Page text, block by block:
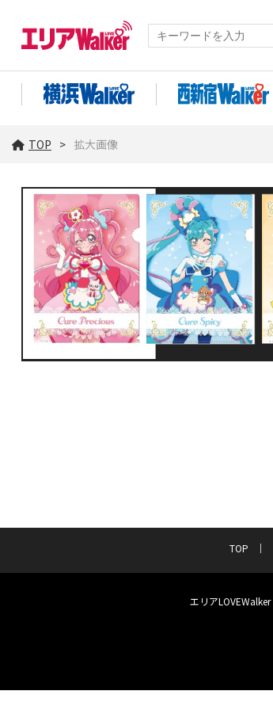
TOP 拡大画像
TOP
エリアLOVEWalker